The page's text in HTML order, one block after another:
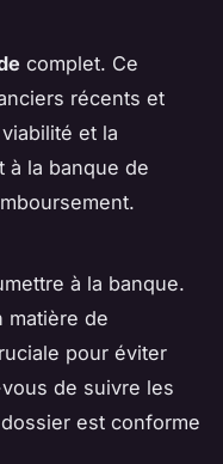
complet. Ce
récents et
et la
à la banque de
à la banque.
matière de
pour éviter
de suivre les
est conforme